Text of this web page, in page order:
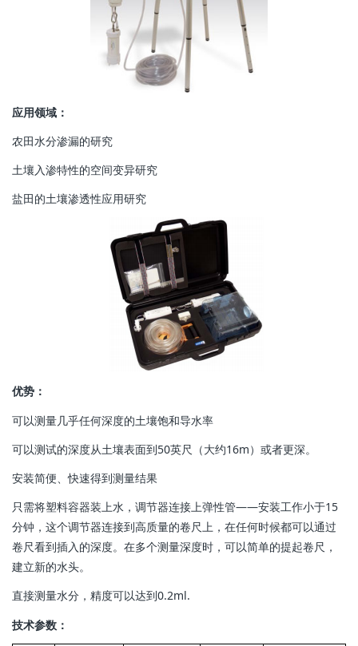
应用领域：
农田水分渗漏的研究
土壤入渗特性的空间变异研究
盐田的土壤渗透性应用研究
优势：
可以测量几乎任何深度的土壤饱和导水率
可以测试的深度从土壤表面到50英尺（大约16m）或者更深。
安装简便、快速得到测量结果
只需将塑料容器装上水，调节器连接上弹性管——安装工作小于15
分钟，这个调节器连接到高质量的卷尺上，在任何时候都可以通过
卷尺看到插入的深度。在多个测量深度时，可以简单的提起卷尺，
建立新的水头。
直接测量水分，精度可以达到0.2ml.
技术参数：